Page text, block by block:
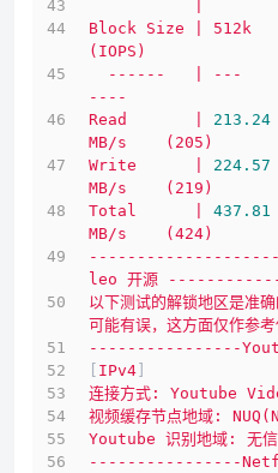
Block
Size 512k
(IOPS)
------
---
----
Read
213.24
MB/s
(205)
Write
224.57
MB/s
(219)
Total
437.81
MB/s
(424)
leo 开源
以下测试的解锁地区是准
可能有误，这方面仅作参考
----------------
IPv4
连接方式:
Youtube
视频缓存节点地域:
Youtube 识别地域:
无
----------------